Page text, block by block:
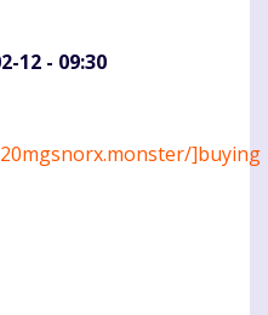
12 - 09:30
]buying